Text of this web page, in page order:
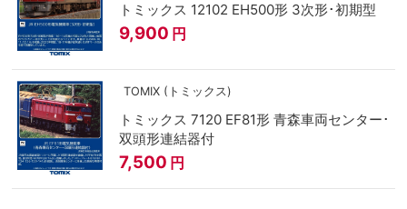
トミックス 12102 EH500形 3次形･初期型
9,900 円
TOMIX (トミックス)
トミックス 7120 EF81形 青森車両センター･
双頭形連結器付
7,500 円